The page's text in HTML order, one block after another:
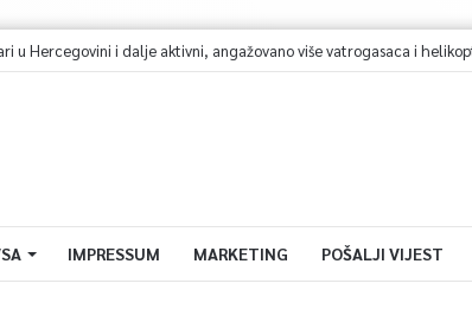
u Hercegovini i dalje aktivni, angažovano više vatrogasaca i helikopter
IMPRESSUM MARKETING POŠALJI VIJEST